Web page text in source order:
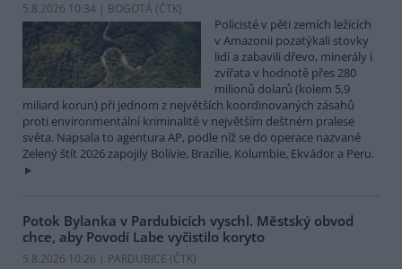
5.8.2026 10:34 | BOGOTÁ (ČTK)
Policisté v pěti zemích ležících
v Amazonii pozatýkali stovky
lidí a zabavili dřevo, minerály i
zvířata v hodnotě přes 280
milionů dolarů (kolem 5,9
miliard korun) při jednom z největších koordinovaných zásahů
proti environmentální kriminalitě v největším deštném pralese
světa. Napsala to agentura AP, podle níž se do operace nazvané
Zelený štít 2026 zapojily Bolívie, Brazílie, Kolumbie, Ekvádor a Peru.
Potok Bylanka v Pardubicích vyschl. Městský obvod
chce, aby Povodí Labe vyčistilo koryto
5.8.2026 10:26 | PARDUBICE (ČTK)